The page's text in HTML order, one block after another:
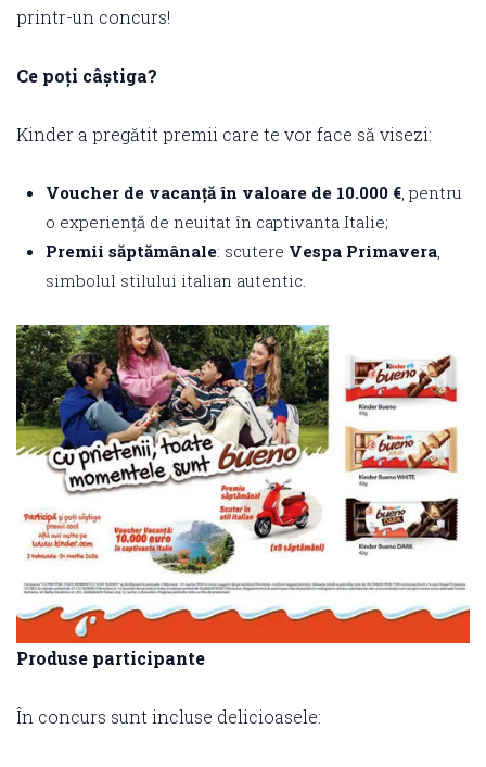
printr-un concurs!
Ce poți câștiga?
Kinder a pregătit premii care te vor face să visezi:
Voucher de vacanță în valoare de 10.000 €, pentru
o experiență de neuitat în captivanta Italie;
Premii săptămânale: scutere Vespa Primavera,
simbolul stilului italian autentic.
Produse participante
În concurs sunt incluse delicioasele: